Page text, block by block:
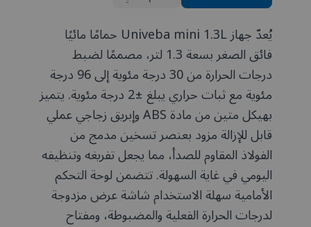
يُعدّ جهاز Univeba mini 1.3L حمامًا مائيًا
فائق الصغر بسعة 1.3 لتر، مصممًا لضبط
درجات الحرارة من 30 درجة مئوية إلى 96 درجة
مئوية مع ثبات حراري يبلغ ±2 درجة مئوية. يتميز
بهيكل متين من مادة ABS وإبريق زجاجي عملي
قابل للإزالة مزود بعنصر تسخين مدمج من
الفولاذ المقاوم للصدأ، مما يجعل تفريغه وتنظيفه
اليومي في غاية السهولة. تتضمن لوحة التحكم
الأمامية سهلة الاستخدام شاشة عرض مزدوجة
لدرجات الحرارة الفعلية والمضبوطة، ومفتاح